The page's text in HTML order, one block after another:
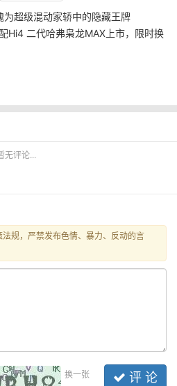
超级混动家轿中的隐藏王牌
Hi4 二代哈弗枭龙MAX上市，限时换
无评论...
规，严禁发布色情、暴力、反动的言
换一张 评 论